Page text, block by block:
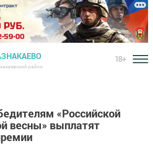
район
18+
«Российской
весны» выплатят